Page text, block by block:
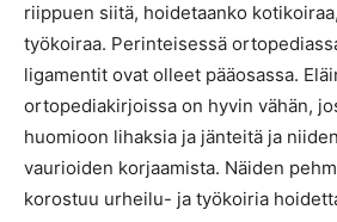
riippuen siitä, hoidetaanko
työkoiraa. Perinteisessä
ligamentit ovat olleet pääosassa.
ortopediakirjoissa on hyvin vähän,
huomioon lihaksia ja jänteitä ja
vaurioiden korjaamista. Näiden
korostuu urheilu- ja työkoiria